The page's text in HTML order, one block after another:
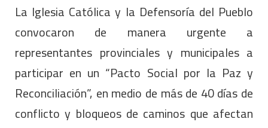
La Iglesia Católica y la Defensoría del Pueblo
convocaron de manera urgente a
representantes provinciales y municipales a
participar en un “Pacto Social por la Paz y
Reconciliación”, en medio de más de 40 días de
conflicto y bloqueos de caminos que afectan